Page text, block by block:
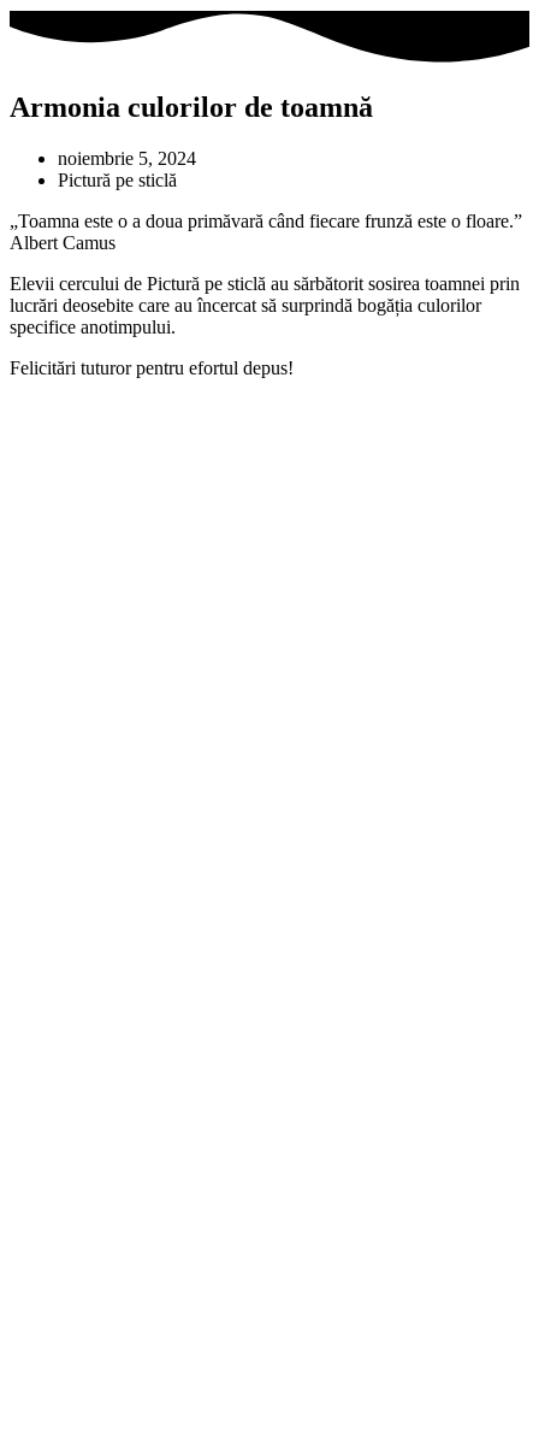
Armonia culorilor de toamnă
noiembrie 5, 2024
Pictură pe sticlă
„Toamna este o a doua primăvară când fiecare frunză este o floare.”
Albert Camus
Elevii cercului de Pictură pe sticlă au sărbătorit sosirea toamnei prin
lucrări deosebite care au încercat să surprindă bogăția culorilor
specifice anotimpului.
Felicitări tuturor pentru efortul depus!